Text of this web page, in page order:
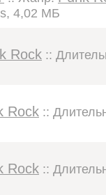
4,02 МБ
Rock ::
Rock ::
Rock ::